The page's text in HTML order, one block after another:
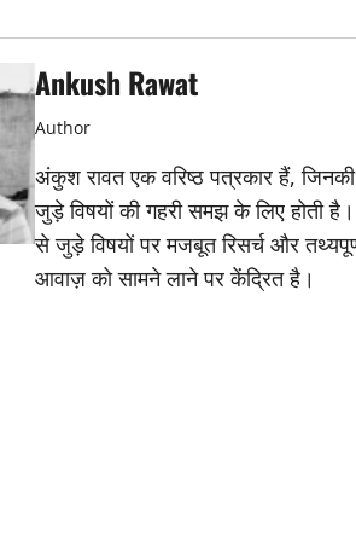
Ankush Rawat
Author
अंकुश रावत एक वरिष्ठ पत्रकार हैं,
जुड़े विषयों की गहरी समझ के लिए होती है।
से जुड़े विषयों पर मजबूत रिसर्च और
आवाज़ को सामने लाने पर केंद्रित है।